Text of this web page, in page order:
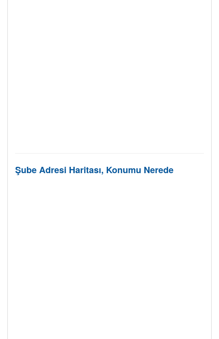
Şube Adresi Haritası, Konumu Nerede